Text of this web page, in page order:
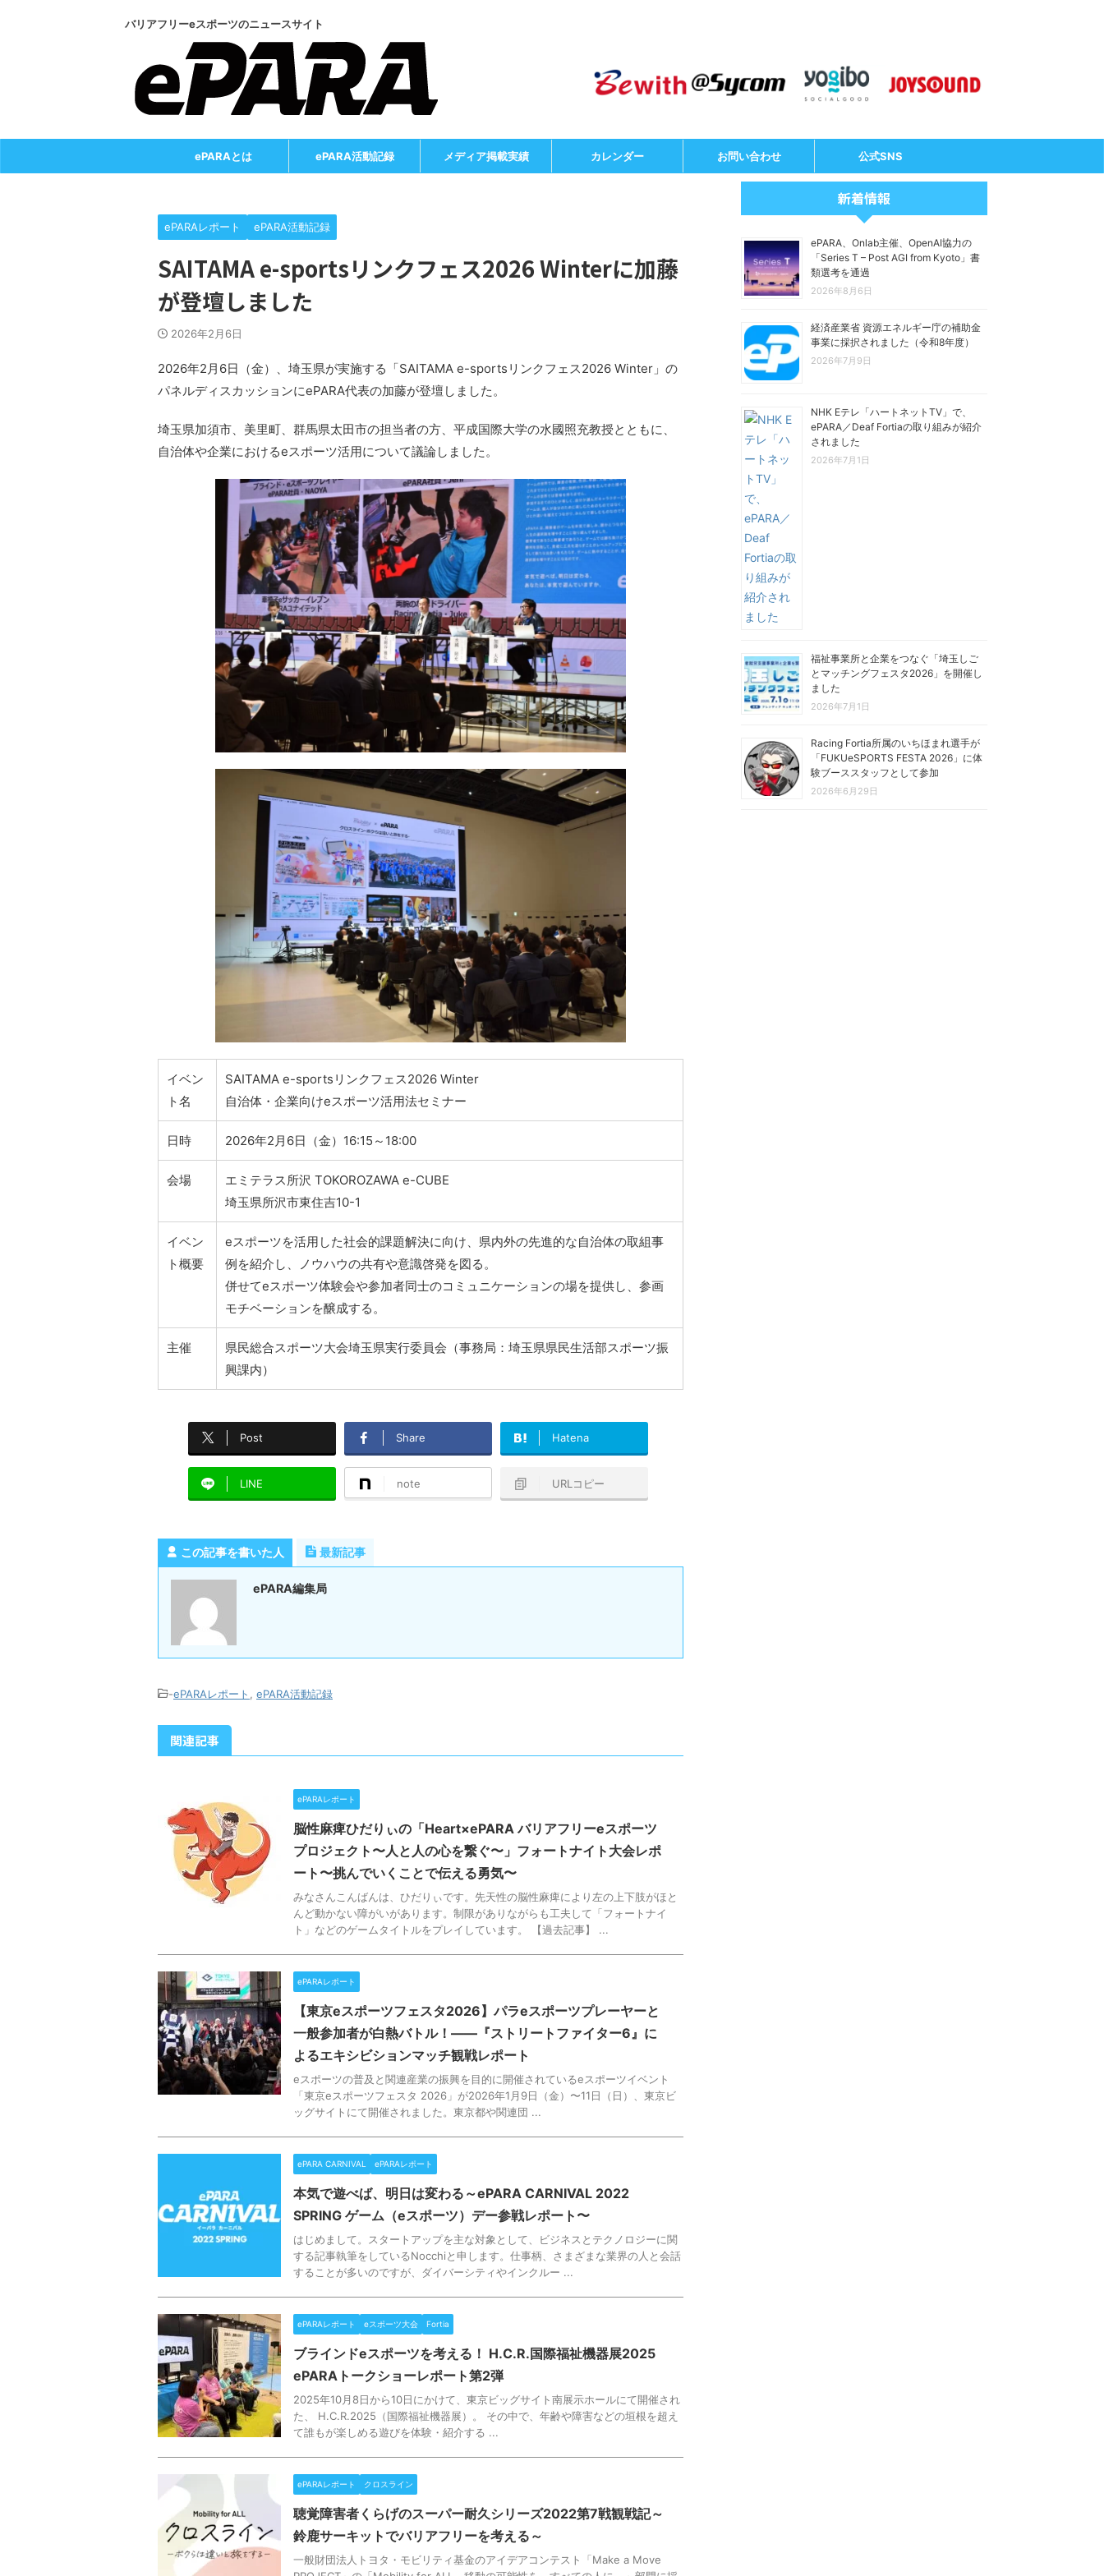
バリアフリーeスポーツのニュースサイト
ePARAとは ePARA活動記録 メディア掲載実績 カレンダー お問い合わせ 公式SNS
ePARAレポート ePARA活動記録
SAITAMA e-sportsリンクフェス2026 Winterに加藤
が登壇しました
2026年2月6日
2026年2月6日（金）、埼玉県が実施する「SAITAMA e-sportsリンクフェス2026 Winter」の
パネルディスカッションにePARA代表の加藤が登壇しました。
埼玉県加須市、美里町、群馬県太田市の担当者の方、平成国際大学の水國照充教授とともに、
自治体や企業におけるeスポーツ活用について議論しました。
イベン
ト名
SAITAMA e-sportsリンクフェス2026 Winter
自治体・企業向けeスポーツ活用法セミナー
日時 2026年2月6日（金）16:15～18:00
会場
エミテラス所沢 TOKOROZAWA e-CUBE
埼玉県所沢市東住吉10-1
イベン
ト概要
eスポーツを活用した社会的課題解決に向け、県内外の先進的な自治体の取組事
例を紹介し、ノウハウの共有や意識啓発を図る。
併せてeスポーツ体験会や参加者同士のコミュニケーションの場を提供し、参画
モチベーションを醸成する。
主催
県民総合スポーツ大会埼玉県実行委員会（事務局：埼玉県県民生活部スポーツ振
興課内）
Post Share Hatena
LINE note URLコピー
この記事を書いた人 最新記事
ePARA編集局
-ePARAレポート ePARA活動記録
関連記事
ePARAレポート
脳性麻痺ひだりぃの「Heart×ePARA バリアフリーeスポーツ
プロジェクト〜人と人の心を繋ぐ〜」フォートナイト大会レポ
ート〜挑んでいくことで伝える勇気〜
みなさんこんばんは、ひだりぃです。先天性の脳性麻痺により左の上下肢がほと
んど動かない障がいがあります。制限がありながらも工夫して「フォートナイ
ト」などのゲームタイトルをプレイしています。 【過去記事】 ...
ePARAレポート
【東京eスポーツフェスタ2026】パラeスポーツプレーヤーと
一般参加者が白熱バトル！——『ストリートファイター6』に
よるエキシビションマッチ観戦レポート
eスポーツの普及と関連産業の振興を目的に開催されているeスポーツイベント
「東京eスポーツフェスタ 2026」が2026年1月9日（金）〜11日（日）、東京ビ
ッグサイトにて開催されました。東京都や関連団 ...
ePARA CARNIVAL ePARAレポート
本気で遊べば、明日は変わる～ePARA CARNIVAL 2022
SPRING ゲーム（eスポーツ）デー参戦レポート〜
はじめまして。スタートアップを主な対象として、ビジネスとテクノロジーに関
する記事執筆をしているNocchiと申します。仕事柄、さまざまな業界の人と会話
することが多いのですが、ダイバーシティやインクルー ...
ePARAレポート eスポーツ大会 Fortia
ブラインドeスポーツを考える！ H.C.R.国際福祉機器展2025
ePARAトークショーレポート第2弾
2025年10月8日から10日にかけて、東京ビッグサイト南展示ホールにて開催され
た、 H.C.R.2025（国際福祉機器展）。 その中で、年齢や障害などの垣根を超え
て誰もが楽しめる遊びを体験・紹介する ...
ePARAレポート クロスライン
聴覚障害者くらげのスーパー耐久シリーズ2022第7戦観戦記～
鈴鹿サーキットでバリアフリーを考える～
一般財団法人トヨタ・モビリティ基金のアイデアコンテスト「Make a Move
新着情報
ePARA、Onlab主催、OpenAI協力の
「Series T – Post AGI from Kyoto」書
類選考を通過
2026年8月6日
経済産業省 資源エネルギー庁の補助金
事業に採択されました（令和8年度）
2026年7月9日
NHK Eテレ「ハートネットTV」で、
ePARA／Deaf Fortiaの取り組みが紹介
されました
2026年7月1日
福祉事業所と企業をつなぐ「埼玉しご
とマッチングフェスタ2026」を開催し
ました
2026年7月1日
Racing Fortia所属のいちほまれ選手が
「FUKUeSPORTS FESTA 2026」に体
験ブーススタッフとして参加
2026年6月29日